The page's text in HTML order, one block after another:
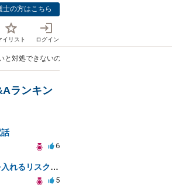
士の方はこちら
イリスト ログイン
対処できないのでしょうか。」
ランキン
6
示談書に口外禁止条項を入れるリスクはありますか？
5